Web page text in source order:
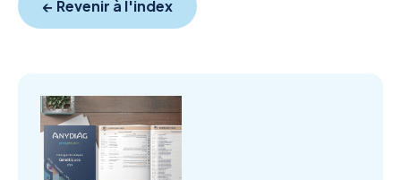
← Revenir à l'index